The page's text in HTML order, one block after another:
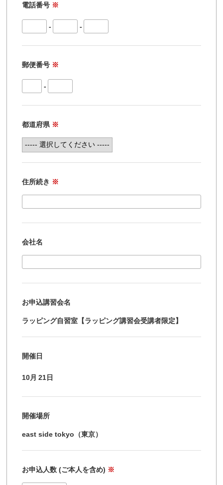
電話番号 ※
- -
郵便番号 ※
-
都道府県 ※
住所続き ※
会社名
お申込講習会名
ラッピング自習室【ラッピング講習会受講者限定】
開催日
10月 21日
開催場所
east side tokyo（東京）
お申込人数 (ご本人を含め) ※